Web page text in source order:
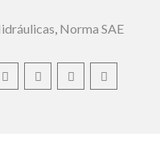
, Norma SAE